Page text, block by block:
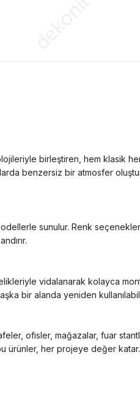
birleştiren, hem klasik
benzersiz bir atmosfer
sunulur. Renk
vidalanarak kolayca
bir alanda yeniden
ofisler, mağazalar, fuar
ürünler, her projeye değer katar.